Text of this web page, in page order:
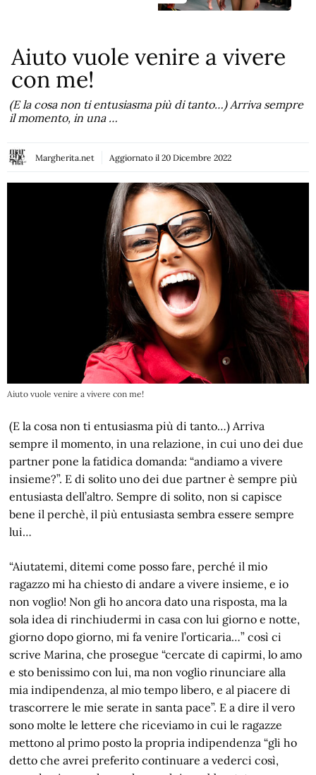
Aiuto vuole venire a vivere
con me!
(E la cosa non ti entusiasma più di tanto…) Arriva sempre
il momento, in una …
Margherita.net Aggiornato il 20 Dicembre 2022
Aiuto vuole venire a vivere con me!
(E la cosa non ti entusiasma più di tanto…) Arriva
sempre il momento, in una relazione, in cui uno dei due
partner pone la fatidica domanda: “andiamo a vivere
insieme?”. E di solito uno dei due partner è sempre più
entusiasta dell’altro. Sempre di solito, non si capisce
bene il perchè, il più entusiasta sembra essere sempre
lui…
“Aiutatemi, ditemi come posso fare, perché il mio
ragazzo mi ha chiesto di andare a vivere insieme, e io
non voglio! Non gli ho ancora dato una risposta, ma la
sola idea di rinchiudermi in casa con lui giorno e notte,
giorno dopo giorno, mi fa venire l’orticaria…” così ci
scrive Marina, che prosegue “cercate di capirmi, lo amo
e sto benissimo con lui, ma non voglio rinunciare alla
mia indipendenza, al mio tempo libero, e al piacere di
trascorrere le mie serate in santa pace”. E a dire il vero
sono molte le lettere che riceviamo in cui le ragazze
mettono al primo posto la propria indipendenza “gli ho
detto che avrei preferito continuare a vederci così,